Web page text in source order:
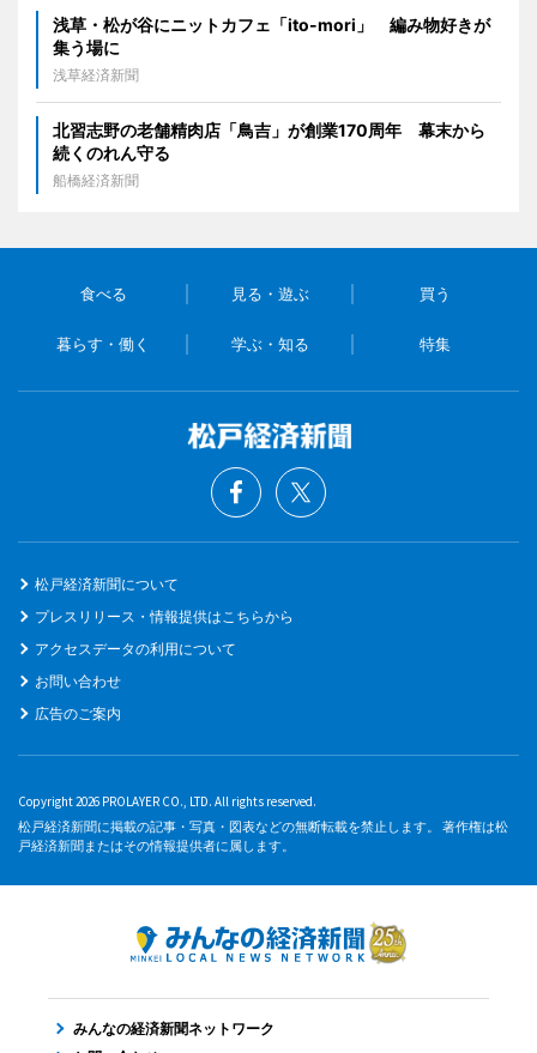
浅草・松が谷にニットカフェ「ito-mori」 編み物好きが
集う場に
浅草経済新聞
北習志野の老舗精肉店「鳥吉」が創業170周年 幕末から
続くのれん守る
船橋経済新聞
食べる 見る・遊ぶ 買う
暮らす・働く 学ぶ・知る 特集
松戸経済新聞について
プレスリリース・情報提供はこちらから
アクセスデータの利用について
お問い合わせ
広告のご案内
Copyright 2026 PROLAYER CO., LTD. All rights reserved.
松戸経済新聞に掲載の記事・写真・図表などの無断転載を禁止します。 著作権は松
戸経済新聞またはその情報提供者に属します。
みんなの経済新聞ネットワーク